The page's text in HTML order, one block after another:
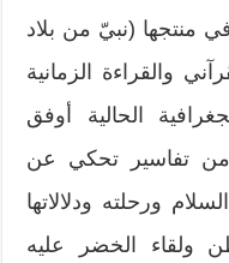
منتجها (نبيّ من بلاد
والقراءة الزمانية
الحالية أوفق
تفاسير تحكي عن
ورحلته ودلالاتها
ولقاء الخضر عليه